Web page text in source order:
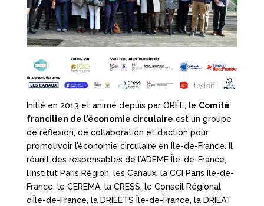
Initié en 2013 et animé depuis par ORÉE, le Comité
francilien de l’économie circulaire est un groupe
de réflexion, de collaboration et d’action pour
promouvoir l’économie circulaire en Île-de-France. Il
réunit des responsables de l’ADEME Île-de-France,
l’Institut Paris Région, les Canaux, la CCI Paris Île-de-
France, le CEREMA, la CRESS, le Conseil Régional
d’Île-de-France, la DRIEETS Île-de-France, la DRIEAT